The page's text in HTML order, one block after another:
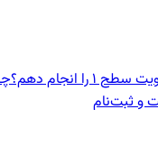
را انجام دهم؟
و ثبت‌نام